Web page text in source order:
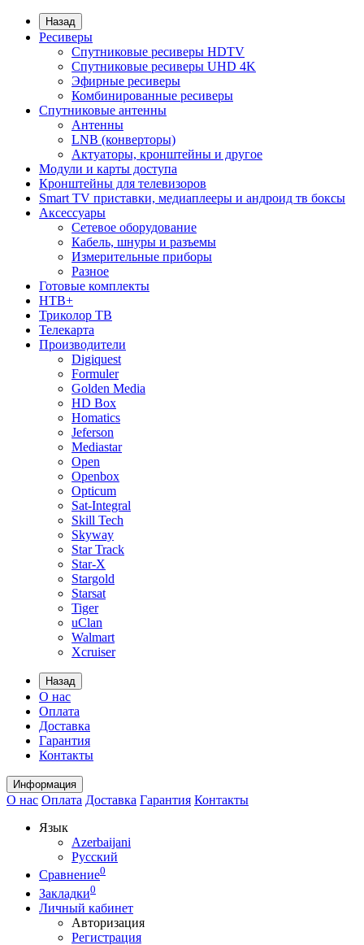
Назад
Ресиверы
Спутниковые ресиверы HDTV
Спутниковые ресиверы UHD 4K
Эфирные ресиверы
Комбинированные ресиверы
Спутниковые антенны
Антенны
LNB (конверторы)
Актуаторы, кронштейны и другое
Модули и карты доступа
Кронштейны для телевизоров
Smart TV приставки, медиаплееры и андроид тв боксы
Аксессуары
Сетевое оборудование
Кабель, шнуры и разъемы
Измерительные приборы
Разное
Готовые комплекты
НТВ+
Триколор ТВ
Телекарта
Производители
Digiquest
Formuler
Golden Media
HD Box
Homatics
Jeferson
Mediastar
Open
Openbox
Opticum
Sat-Integral
Skill Tech
Skyway
Star Track
Star-X
Stargold
Starsat
Tiger
uClan
Walmart
Xcruiser
Назад
О нас
Оплата
Доставка
Гарантия
Контакты
Информация
О нас Оплата Доставка Гарантия Контакты
Язык
Azerbaijani
Русский
Сравнение0
Закладки0
Личный кабинет
Авторизация
Регистрация